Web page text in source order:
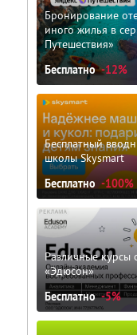
Бронирование
иного жилья в
Путешествия»
Бесплатно -12%
Бесплатный
школы Skysmart
Бесплатно -100%
Различные курсы
«Эдюсон»
Бесплатно -5%